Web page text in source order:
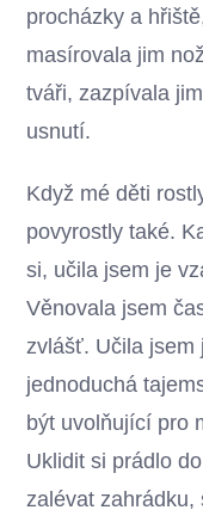
procházky a
masírovala jim
tváři, zazpívala
usnutí.
Když mé děti
povyrostly také.
si, učila jsem je
Věnovala jsem
zvlášť. Učila jsem
jednoduchá
být uvolňující pro
Uklidit si prádlo
zalévat